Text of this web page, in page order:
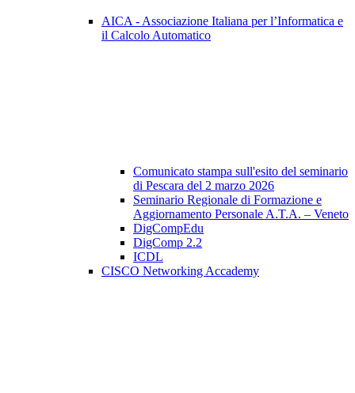
AICA - Associazione Italiana per l’Informatica e
il Calcolo Automatico
Comunicato stampa sull'esito del seminario
di Pescara del 2 marzo 2026
Seminario Regionale di Formazione e
Aggiornamento Personale A.T.A. – Veneto
DigCompEdu
DigComp 2.2
ICDL
CISCO Networking Accademy